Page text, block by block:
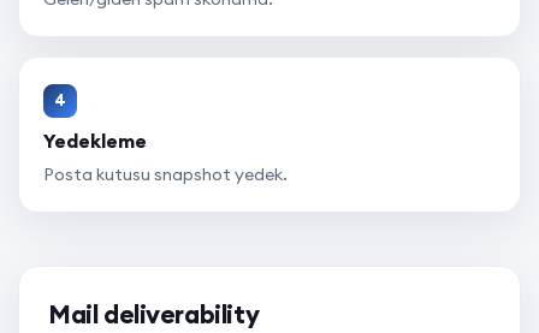
4
Yedekleme
Posta kutusu snapshot yedek.
Mail deliverability